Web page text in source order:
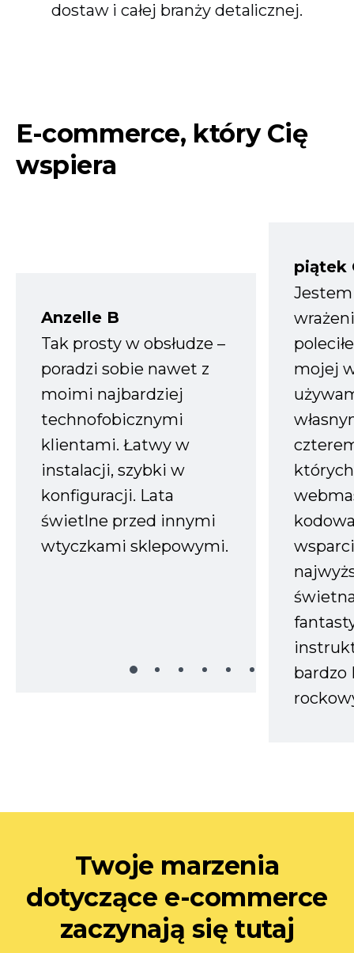
dostaw i całej branży detalicznej.
E-commerce, który Cię
wspiera
Anzelle B
Tak prosty w obsłudze –
poradzi sobie nawet z
moimi najbardziej
technofobicznymi
klientami. Łatwy w
instalacji, szybki w
konfiguracji. Lata
świetlne przed innymi
wtyczkami sklepowymi.
piątek
mojej
bardzo
Twoje marzenia
dotyczące e-commerce
zaczynają się tutaj